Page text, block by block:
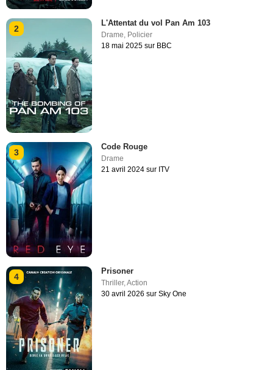
2
L'Attentat du vol Pan Am 103
Drame, Policier
18 mai 2025 sur BBC
3
Code Rouge
Drame
21 avril 2024 sur ITV
4
Prisoner
Thriller,Action
30 avril 2026 sur Sky One